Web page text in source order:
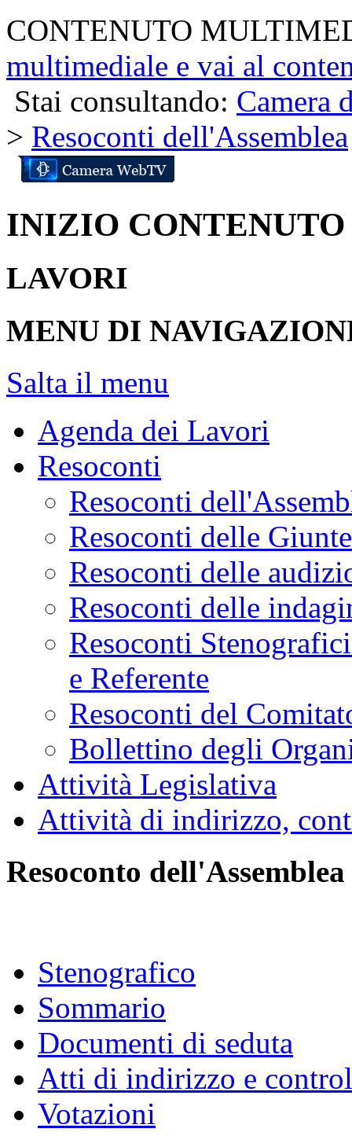
CONTENUTO
multimediale e vai al
Stai consultando: Camera
> Resoconti dell'Assemblea
INIZIO CONTENUTO
LAVORI
MENU DI
Salta il menu
Agenda dei Lavori
Resoconti
Resoconti
Resoconti delle
Resoconti delle
Resoconti delle
Resoconti
e Referente
Resoconti del
Bollettino degli
Attività Legislativa
Attività di indirizzo,
Resoconto dell'Assemblea
Stenografico
Sommario
Documenti di seduta
Atti di indirizzo e
Votazioni